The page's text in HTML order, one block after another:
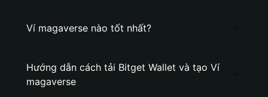
Ví magaverse nào tốt nhất?
Hướng dẫn cách tải Bitget Wallet và tạo Ví
magaverse